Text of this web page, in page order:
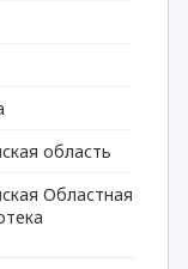
область
Областная